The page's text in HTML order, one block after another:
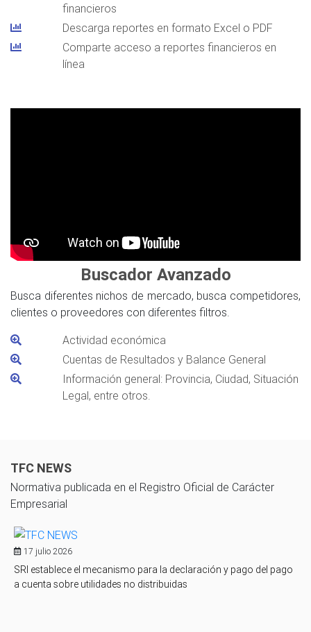
financieros
Descarga reportes en formato Excel o PDF
Comparte acceso a reportes financieros en
línea
Buscador Avanzado
Busca diferentes nichos de mercado, busca competidores,
clientes o proveedores con diferentes filtros.
Actividad económica
Cuentas de Resultados y Balance General
Información general: Provincia, Ciudad, Situación
Legal, entre otros.
TFC NEWS
Normativa publicada en el Registro Oficial de Carácter
Empresarial
17 julio 2026
SRI establece el mecanismo para la declaración y pago del pago
a cuenta sobre utilidades no distribuidas